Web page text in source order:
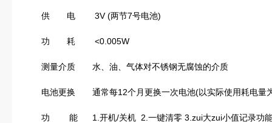
供 电 3V (两节7号电池)
功 耗 <0.005W
测量介质 水、油、气体对不锈钢无腐蚀的介质
电池更换 通常每12个月更换一次电池(以实际使用耗电量
功 能 1.开机/关机 2.一键清零 3.zui大zui小值记录功能